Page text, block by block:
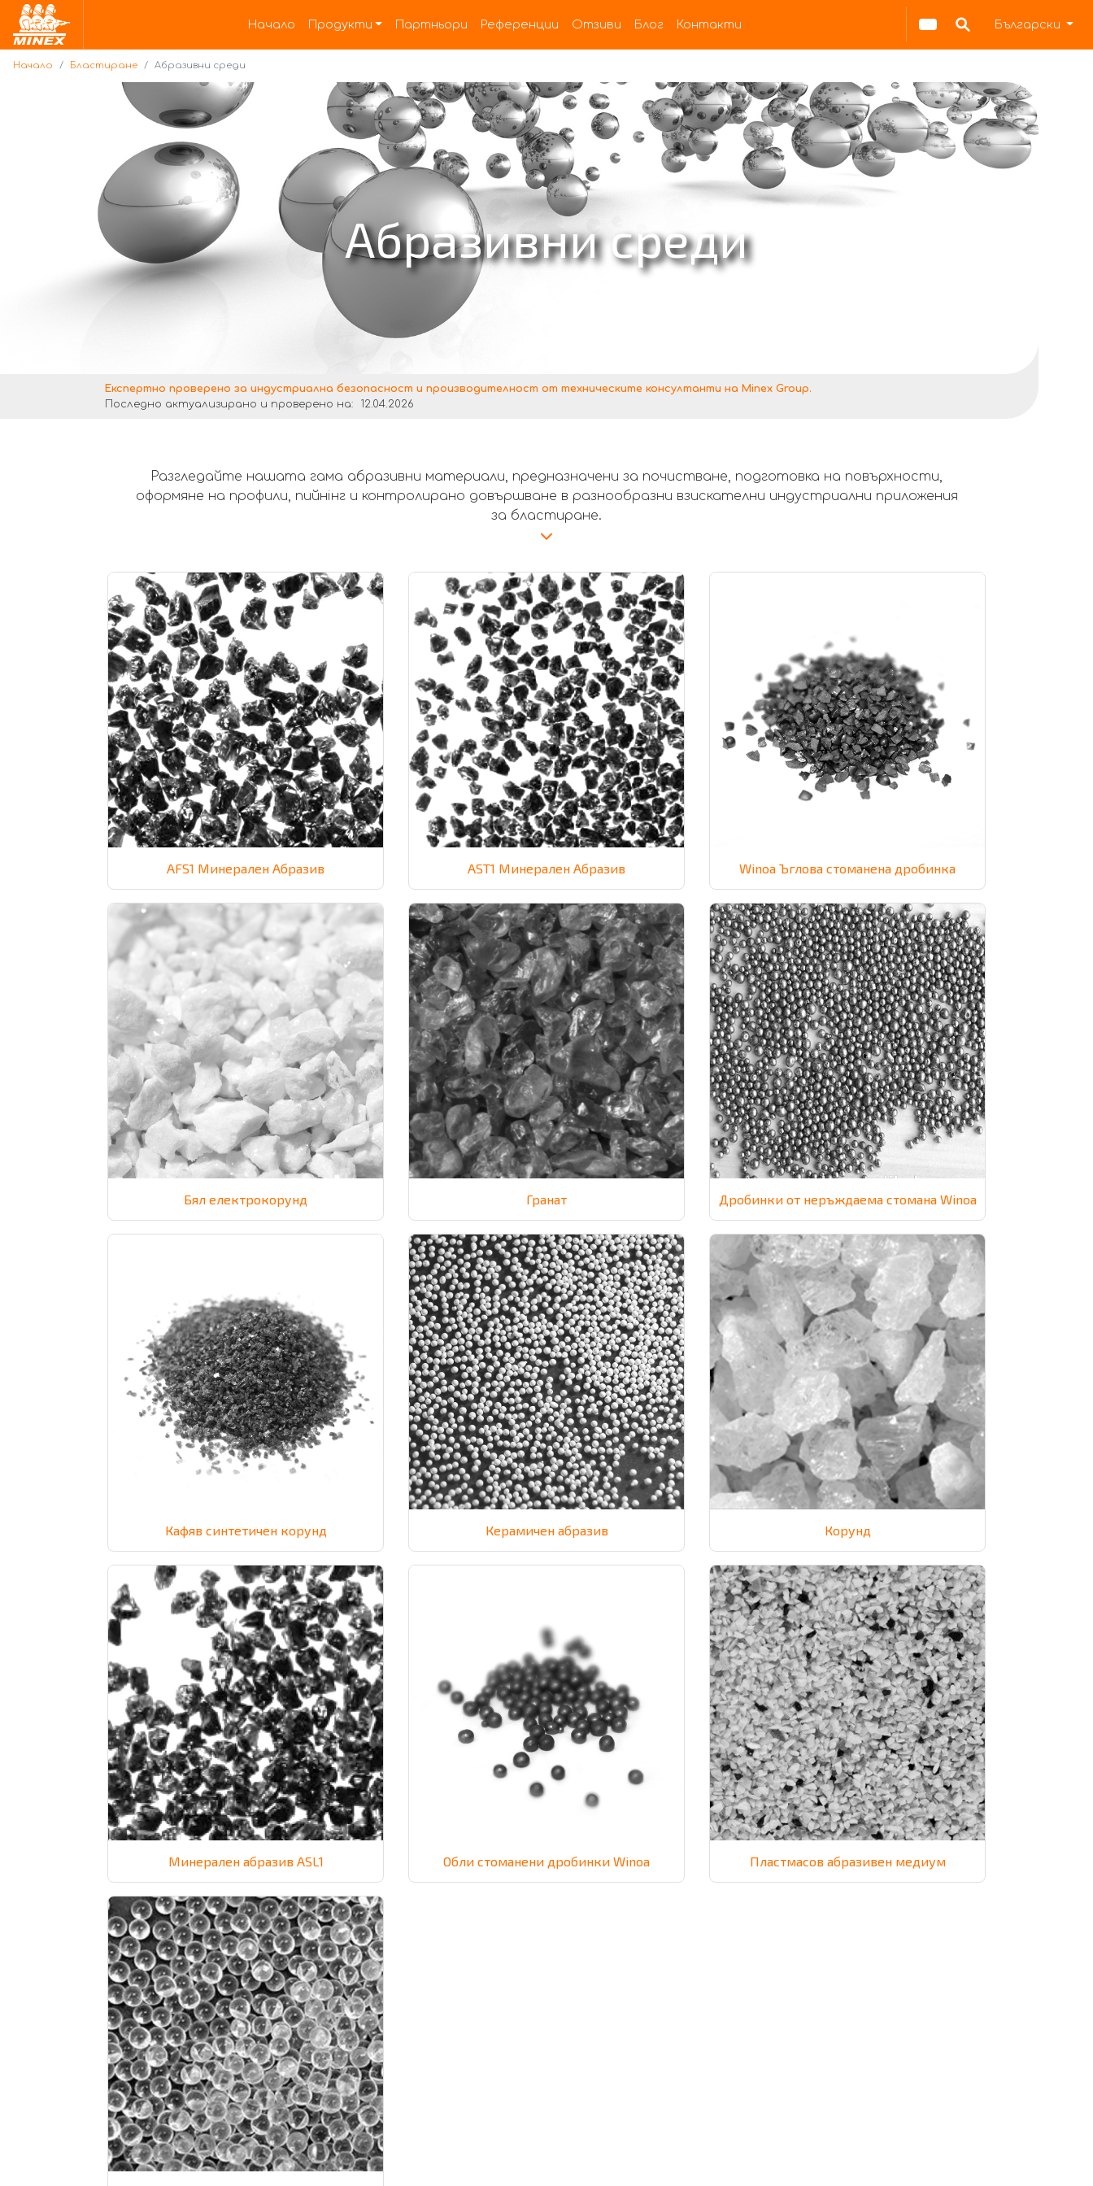
Начало Продукти Партньори Референции Отзиви Блог Контакти Български
Начало Бластиране Абразивни среди
Абразивни среди
Експертно проверено за индустриална безопасност и производителност от техническите консултанти на Minex Group.
Последно актуализирано и проверено на:
12.04.2026
Разгледайте нашата гама абразивни материали, предназначени за почистване, подготовка на повърхности,
оформяне на профили, пийнінг и контролирано довършване в разнообразни взискателни индустриални приложения
AFS1 Минерален Абразив AST1 Минерален Абразив Winoa Ъглова стоманена дробинка
Бял електрокорунд Гранат Дробинки от неръждаема стомана Winoa
Кафяв синтетичен корунд Керамичен абразив Корунд
Минерален абразив ASL1 Обли стоманени дробинки Winoa Пластмасов абразивен медиум